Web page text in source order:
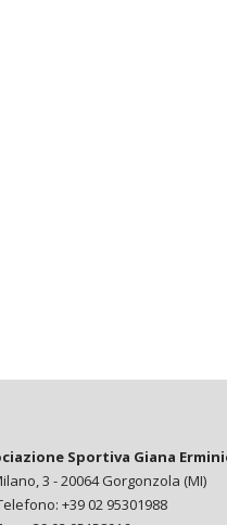
Sportiva Giana
3 - 20064 Gorgonzola (MI)
+39 02 95301988